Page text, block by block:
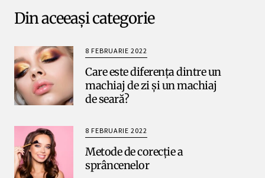
Din aceeași categorie
8 FEBRUARIE 2022
Care este diferența dintre un
machiaj de zi și un machiaj
de seară?
8 FEBRUARIE 2022
Metode de corecție a
sprâncenelor